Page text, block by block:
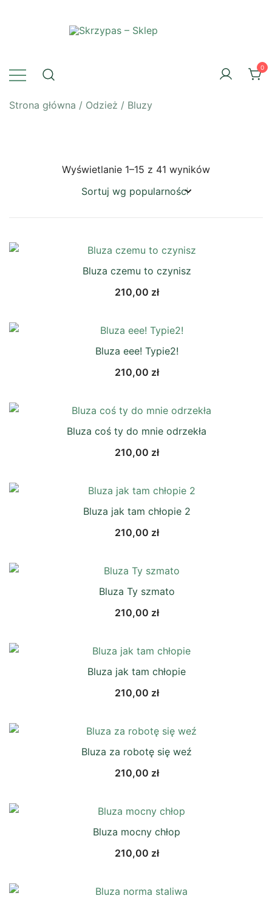
0
Strona główna / Odzież / Bluzy
Wyświetlanie 1–15 z 41 wynikówPosortowane
Bluza czemu to czynisz
210,00 zł
Bluza eee! Typie2!
210,00 zł
Bluza coś ty do mnie odrzekła
210,00 zł
Bluza jak tam chłopie 2
210,00 zł
Bluza Ty szmato
210,00 zł
Bluza jak tam chłopie
210,00 zł
Bluza za robotę się weź
210,00 zł
Bluza mocny chłop
210,00 zł